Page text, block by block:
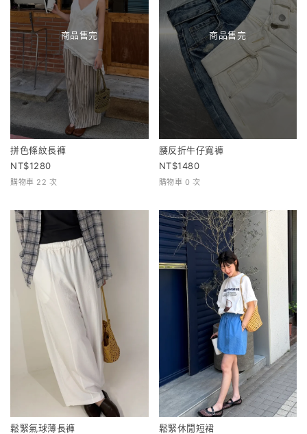
商品售完
拼色條紋長褲
1280
購物車 22 次
商品售完
腰反折牛仔寬褲
1480
購物車 0 次
鬆緊氣球薄長褲
鬆緊休閒短裙